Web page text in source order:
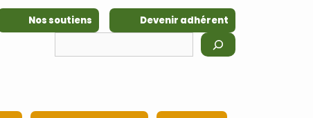
Nos soutiens
Devenir adhérent